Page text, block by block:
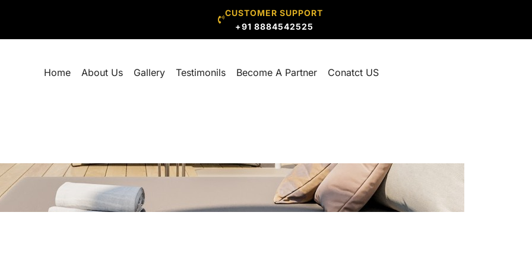
CUSTOMER SUPPORT
+91 8884542525
Home About Us Gallery Testimonils Become A Partner Conatct US